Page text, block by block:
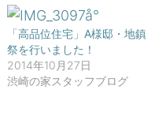
す
)
ウ
ィ
ン
ド
ウ
で
開
き
「高品位住宅」A様邸・地鎮
祭を行いました！
2014年10月27日
渋崎の家スタッフブログ